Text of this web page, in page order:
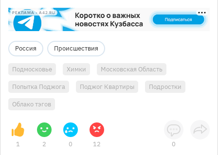
РЕКЛАМА • A42.RU
Россия Происшествия
Подмосковье Химки Московская Область
Попытка Поджога Поджог Квартиры Подростки
Облако тэгов
1 2 0 12 0